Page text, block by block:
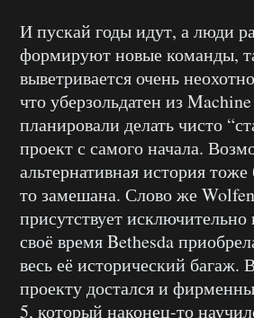
И пускай годы идут, а люди
формируют новые команды,
выветривается очень
что уберзольдатен из
планировали делать чисто
проект с самого начала.
альтернативная история
то замешана. Слово же
присутствует
своё время Bethesda
весь её исторический багаж.
проекту достался и
5, который наконец-то